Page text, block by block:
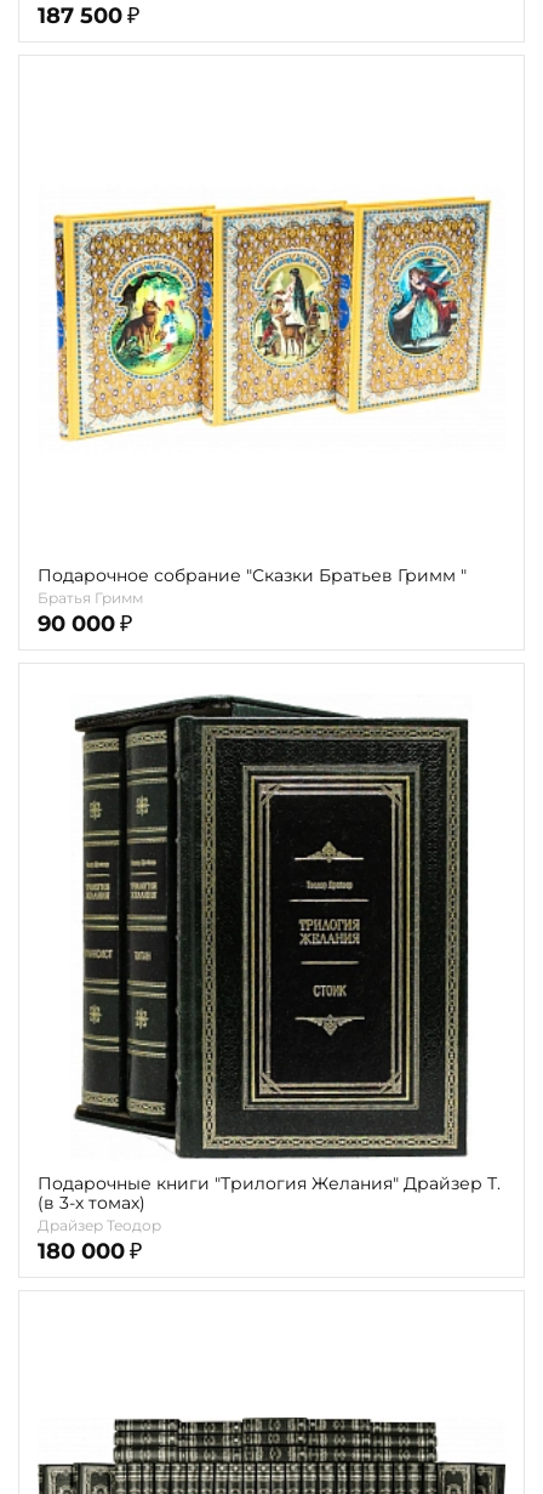
187 500 ₽
Подарочное собрание "Сказки Братьев Гримм "
Братья Гримм
90 000 ₽
Подарочные книги "Трилогия Желания" Драйзер Т.
(в 3-х томах)
Драйзер Теодор
180 000 ₽